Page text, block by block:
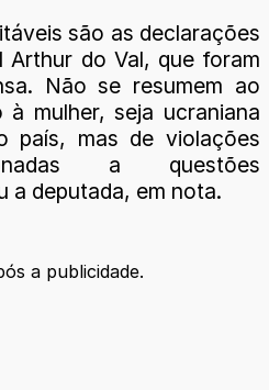
são as declarações
Arthur do Val, que foram
Não se resumem ao
à mulher, seja ucraniana
país, mas de violações
a questões
a deputada, em nota.
a publicidade.